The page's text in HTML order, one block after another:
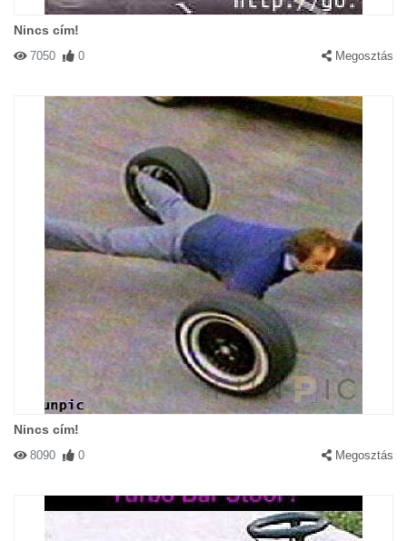
Nincs cím!
7050 0 Megosztás
Nincs cím!
8090 0 Megosztás